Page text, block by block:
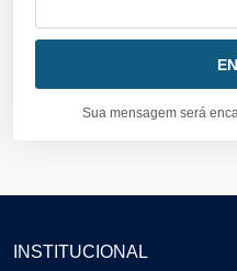
Sua mensagem será
INSTITUCIONAL